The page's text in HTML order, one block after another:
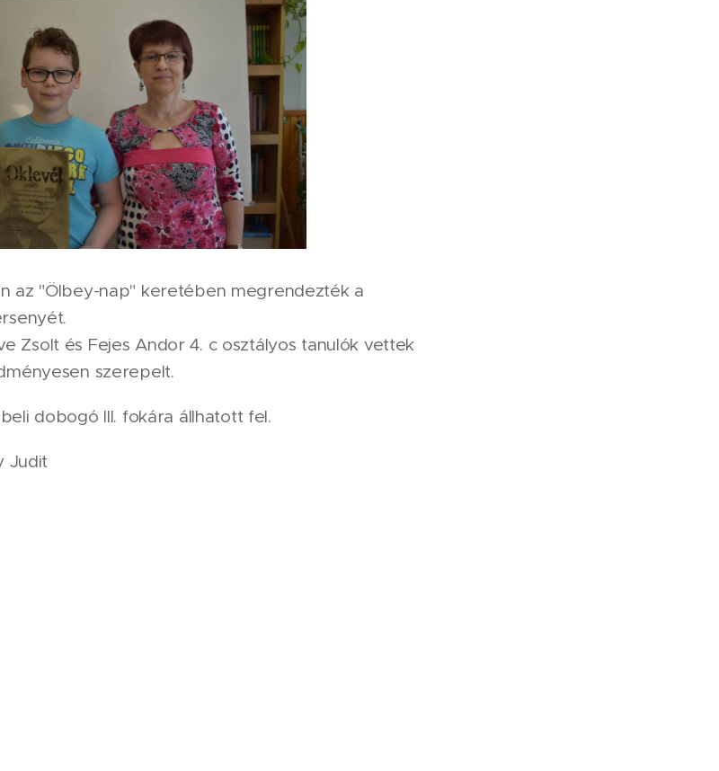
az "Ölbey-nap" keretében megrendezték a
Zsolt és Fejes Andor 4. c osztályos tanulók vettek
szerepelt.
dobogó III. fokára állhatott fel.
Judit